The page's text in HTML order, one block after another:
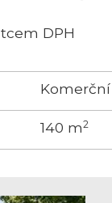
DPH
Komerční
140 m2